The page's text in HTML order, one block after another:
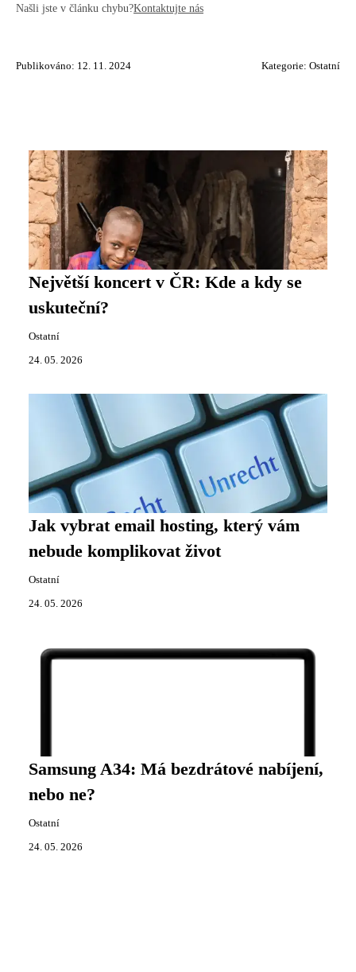
Našli jste v článku chybu?Kontaktujte nás
Publikováno: 12. 11. 2024 Kategorie: Ostatní
Největší koncert v ČR: Kde a kdy se
uskuteční?
Ostatní
24. 05. 2026
Jak vybrat email hosting, který vám
nebude komplikovat život
Ostatní
24. 05. 2026
Samsung A34: Má bezdrátové nabíjení,
nebo ne?
Ostatní
24. 05. 2026